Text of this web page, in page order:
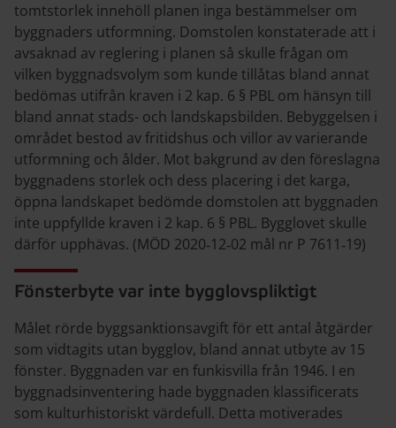
tomtstorlek innehöll planen inga bestämmelser om
byggnaders utformning. Domstolen konstaterade att i
avsaknad av reglering i planen så skulle frågan om
vilken byggnadsvolym som kunde tillåtas bland annat
bedömas utifrån kraven i 2 kap. 6 § PBL om hänsyn till
bland annat stads- och landskapsbilden. Bebyggelsen i
området bestod av fritidshus och villor av varierande
utformning och ålder. Mot bakgrund av den föreslagna
byggnadens storlek och dess placering i det karga,
öppna landskapet bedömde domstolen att byggnaden
inte uppfyllde kraven i 2 kap. 6 § PBL. Bygglovet skulle
därför upphävas. (MÖD 2020‑12‑02 mål nr P 7611‑19)
Fönsterbyte var inte bygglovspliktigt
Målet rörde byggsanktionsavgift för ett antal åtgärder
som vidtagits utan bygglov, bland annat utbyte av 15
fönster. Byggnaden var en funkisvilla från 1946. I en
byggnadsinventering hade byggnaden klassificerats
som kulturhistoriskt värdefull. Detta motiverades